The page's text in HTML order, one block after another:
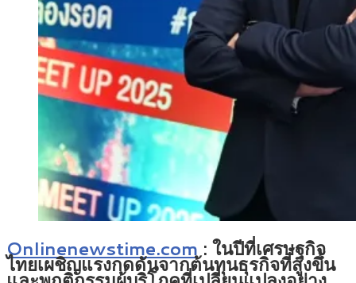
Onlinenewstime.com : ในปีที่เศรษฐกิจ
ไทยเผชิญแรงกดดันจากต้นทุนธุรกิจที่สูงขึ้น